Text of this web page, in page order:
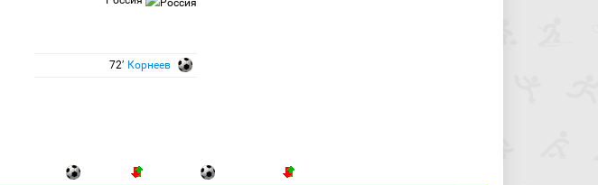
72′ Корнеев